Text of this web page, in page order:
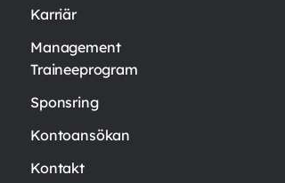
Karriär
Management
Traineeprogram
Sponsring
Kontoansökan
Kontakt